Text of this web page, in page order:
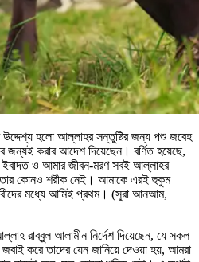
হলো আল্লাহর সন্তুষ্টির জন্য পশু জবেহ
জন্যই করার আদেশ দিয়েছেন। বর্ণিত হয়েছে,
ইবাদত ও আমার জীবন-মরণ সবই আল্লাহর
কোনও শরীক নেই। আমাকে এরই হুকুম
মধ্যে আমিই প্রথম। (সুরা আনআম,
রাব্বুল আলামীন নির্দেশ দিয়েছেন, যে সকল
করে তাদের যেন জানিয়ে দেওয়া হয়, আমরা